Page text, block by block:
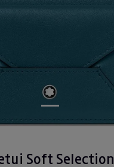
Soft Selection